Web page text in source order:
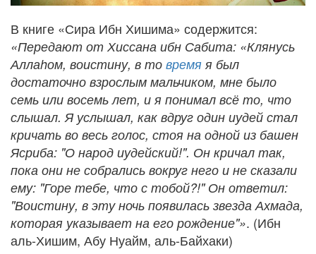
В книге «Сира Ибн Хишима» содержится:
«Передают от Хиссана ибн Сабита: «Клянусь
Аллаhом, воистину, в то время я был
достаточно взрослым мальчиком, мне было
семь или восемь лет, и я понимал всё то, что
слышал. Я услышал, как вдруг один иудей стал
кричать во весь голос, стоя на одной из башен
Ясриба: "О народ иудейский!". Он кричал так,
пока они не собрались вокруг него и не сказали
ему: "Горе тебе, что с тобой?!" Он ответил:
"Воистину, в эту ночь появилась звезда Ахмада,
которая указывает на его рождение"». (Ибн
аль-Хишим, Абу Нуайм, аль-Байхаки)